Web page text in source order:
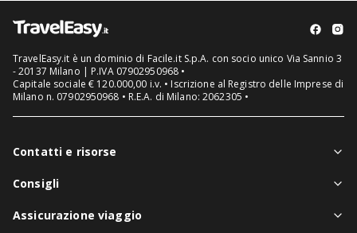
TravelEasy.it è un dominio di Facile.it S.p.A. con socio unico Via Sannio 3
- 20137 Milano | P.IVA 07902950968 •
Capitale sociale € 120.000,00 i.v. • Iscrizione al Registro delle Imprese di
Milano n. 07902950968 • R.E.A. di Milano: 2062305 •
Contatti e risorse
Chi siamo
Consigli
Notizie viaggi
Assicurazione viaggio